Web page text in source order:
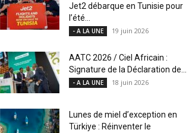
Jet2 débarque en Tunisie pour
l’été...
- A LA UNE 19 juin 2026
AATC 2026 / Ciel Africain :
Signature de la Déclaration de...
- A LA UNE 18 juin 2026
Lunes de miel d’exception en
Türkiye : Réinventer le